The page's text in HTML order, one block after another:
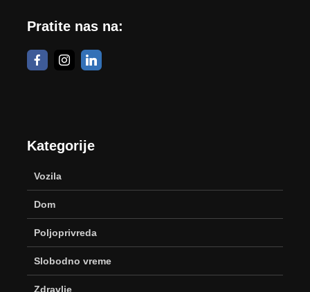
Pratite nas na:
Kategorije
Vozila
Dom
Poljoprivreda
Slobodno vreme
Zdravlje